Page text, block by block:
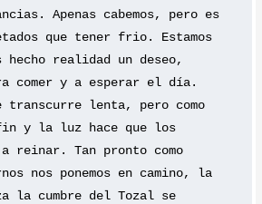
Apenas cabemos, pero es
que tener frio. Estamos
hecho realidad un deseo,
comer y a esperar el día.
y la luz hace que los
reinar. Tan pronto como
nos ponemos en camino, la
la cumbre del Tozal se